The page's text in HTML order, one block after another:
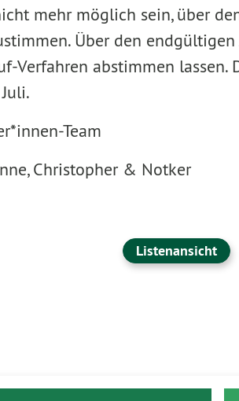
mehr möglich sein, über
Über den
Verfahren abstimmen
Team
Christopher & Notker
Listenansicht